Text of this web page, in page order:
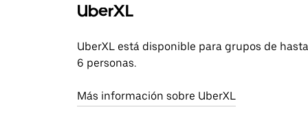
UberXL
UberXL está disponible para grupos de hasta
6 personas.
Más información sobre UberXL